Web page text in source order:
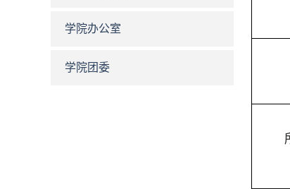
学院办公室
学院团委